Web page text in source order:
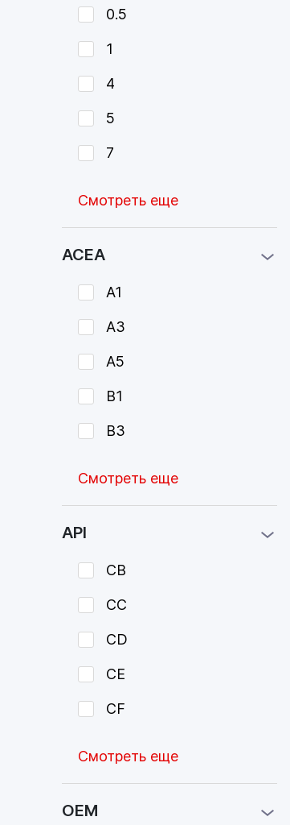
0.5
1
4
5
7
Смотреть еще
ACEA
A1
A3
A5
B1
B3
Смотреть еще
API
CB
CC
CD
CE
CF
Смотреть еще
OEM